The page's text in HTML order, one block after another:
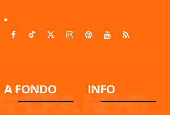
A FONDO INFO